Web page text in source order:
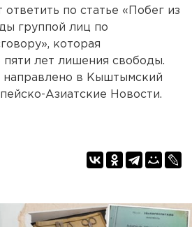
по статье «Побег из
группой лиц по
которая
пяти лет лишения свободы.
направлено в Кыштымский
Азиатские Новости.